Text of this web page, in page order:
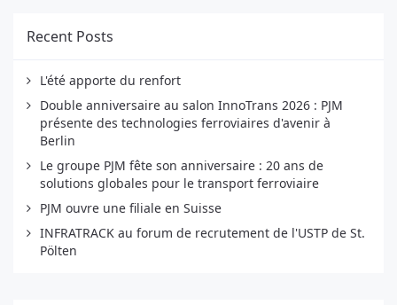
Recent Posts
L'été apporte du renfort
Double anniversaire au salon InnoTrans 2026 : PJM
présente des technologies ferroviaires d'avenir à
Berlin
Le groupe PJM fête son anniversaire : 20 ans de
solutions globales pour le transport ferroviaire
PJM ouvre une filiale en Suisse
INFRATRACK au forum de recrutement de l'USTP de St.
Pölten